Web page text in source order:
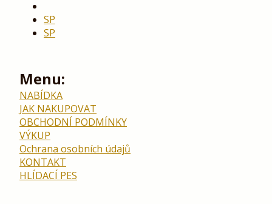
SP
SP
Menu:
NABÍDKA
JAK NAKUPOVAT
OBCHODNÍ PODMÍNKY
VÝKUP
Ochrana osobních údajů
KONTAKT
HLÍDACÍ PES